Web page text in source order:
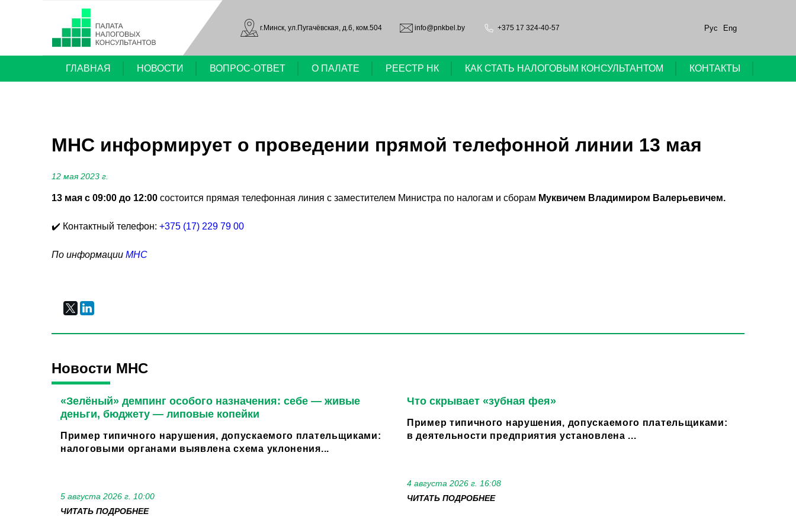
г.Минск, ул.Пугачёвская, д.6, ком.504 info@pnkbel.by +375 17 324-40-57 Рус Eng
ГЛАВНАЯ НОВОСТИ ВОПРОС-ОТВЕТ О ПАЛАТЕ РЕЕСТР НК КАК СТАТЬ НАЛОГОВЫМ КОНСУЛЬТАНТОМ КОНТАКТЫ
МНС информирует о проведении прямой телефонной линии 13 мая
12 мая 2023 г.
13 мая с 09:00 до 12:00 состоится прямая телефонная линия с заместителем Министра по налогам и сборам Муквичем Владимиром Валерьевичем.
✔️ Контактный телефон: +375 (17) 229 79 00
По информации МНС
Новости МНС
«Зелёный» демпинг особого назначения: себе — живые
деньги, бюджету — липовые копейки
Пример типичного нарушения, допускаемого плательщиками:
налоговыми органами выявлена схема уклонения...
5 августа 2026 г. 10:00
ЧИТАТЬ ПОДРОБНЕЕ
Что скрывает «зубная фея»
Пример типичного нарушения, допускаемого плательщиками:
в деятельности предприятия установлена ...
4 августа 2026 г. 16:08
ЧИТАТЬ ПОДРОБНЕЕ